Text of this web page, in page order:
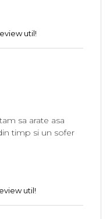
util!
sa arate asa
timp si un sofer
util!